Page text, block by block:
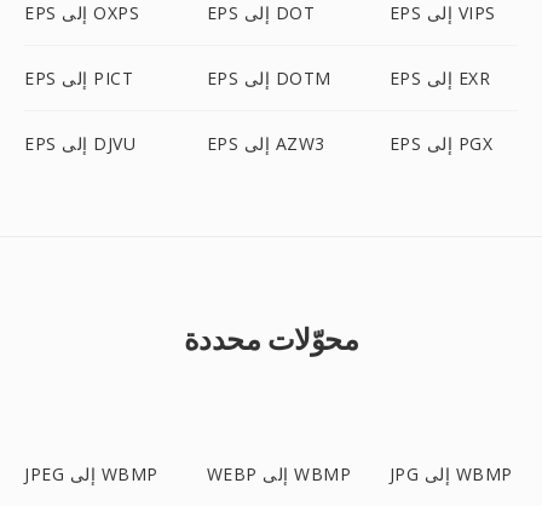
EPS إلى OXPS EPS إلى DOT EPS إلى VIPS
EPS إلى PICT EPS إلى DOTM EPS إلى EXR
EPS إلى DJVU EPS إلى AZW3 EPS إلى PGX
محوّلات محددة
JPEG إلى WBMP WEBP إلى WBMP JPG إلى WBMP